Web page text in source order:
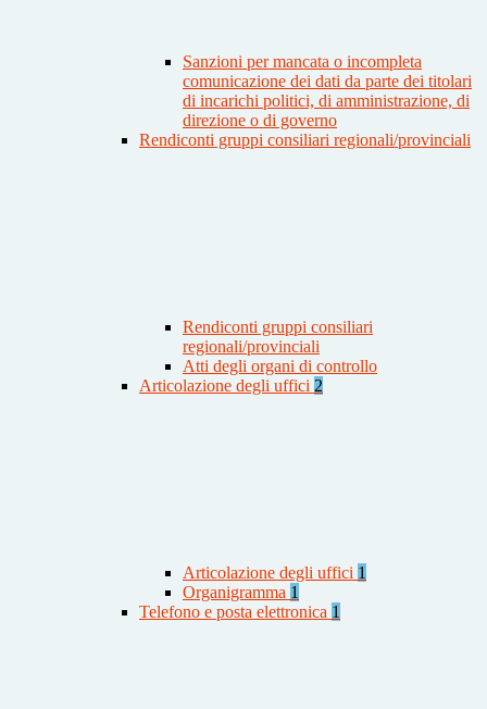
Sanzioni per mancata o incompleta
comunicazione dei dati da parte dei titolari
di incarichi politici, di amministrazione, di
direzione o di governo
Rendiconti gruppi consiliari regionali/provinciali
Rendiconti gruppi consiliari
regionali/provinciali
Atti degli organi di controllo
Articolazione degli uffici 2
Articolazione degli uffici 1
Organigramma 1
Telefono e posta elettronica 1